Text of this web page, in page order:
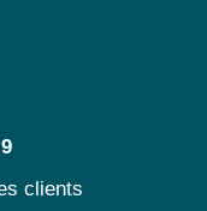
clients